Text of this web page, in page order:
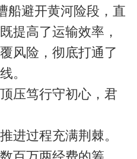
船避开黄河险段，直
提高了运输效率，
风险，彻底打通了
。
笃行守初心，君
过程充满荆棘。